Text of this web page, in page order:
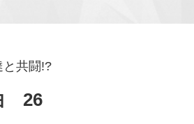
共闘!?
26